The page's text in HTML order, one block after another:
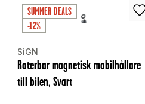
SUMMER DEALS
-12%
SiGN
Roterbar magnetisk mobilhållare
till bilen, Svart